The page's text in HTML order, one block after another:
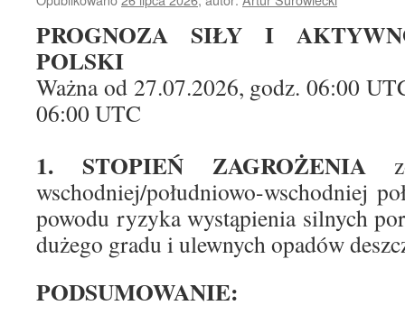
PROGNOZA SIŁY I
POLSKI
Ważna od 27.07.2026, godz. 06:00
06:00 UTC
1. STOPIEŃ ZAGROŻENIA
wschodniej/południowo-wschodniej
powodu ryzyka wystąpienia silnych
dużego gradu i ulewnych opadów
PODSUMOWANIE: